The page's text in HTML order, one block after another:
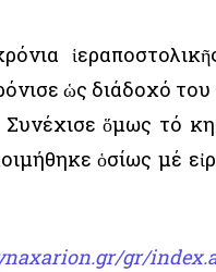
ὡς διάδοχό
ὅμως τό
ὁσίως μέ
gr/